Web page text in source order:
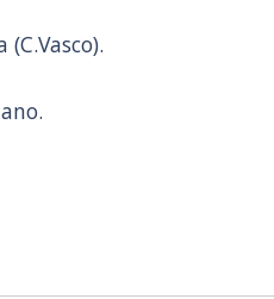
(C.Vasco).